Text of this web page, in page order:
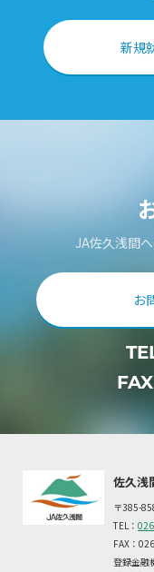
新規
JA佐久浅間
お
佐久浅
〒385-
TEL：
FAX：
登録金